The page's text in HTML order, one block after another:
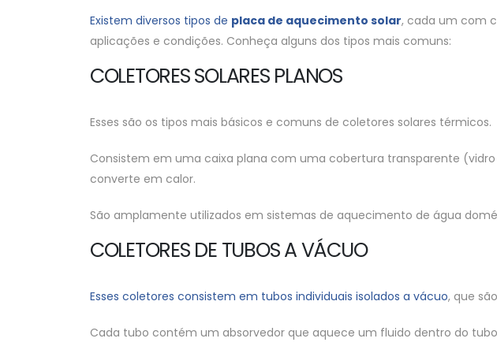
Existem diversos tipos de placa de aquecimento solar, cada um com
aplicações e condições. Conheça alguns dos tipos mais comuns:
COLETORES SOLARES PLANOS
Esses são os tipos mais básicos e comuns de coletores solares térmicos.
Consistem em uma caixa plana com uma cobertura transparente
converte em calor.
São amplamente utilizados em sistemas de aquecimento de água
COLETORES DE TUBOS A VÁCUO
Esses coletores consistem em tubos individuais isolados a vácuo, que
Cada tubo contém um absorvedor que aquece um fluido dentro do